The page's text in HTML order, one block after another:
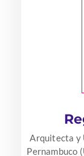
Arquitecta y
Pernambuco